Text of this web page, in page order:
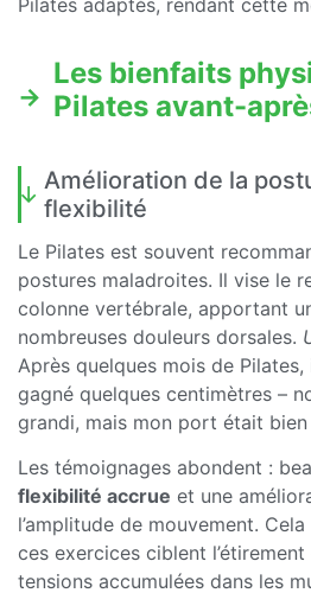
Pilates adaptés, rendant cette
Les bienfaits
Pilates avant-
Amélioration de la
flexibilité
Le Pilates est souvent
postures maladroites. Il vise le
colonne vertébrale, apportant
nombreuses douleurs dorsales.
Après quelques mois de Pilates,
gagné quelques centimètres –
grandi, mais mon port était
Les témoignages abondent :
flexibilité accrue et une
l’amplitude de mouvement. Cela
ces exercices ciblent
tensions accumulées dans les